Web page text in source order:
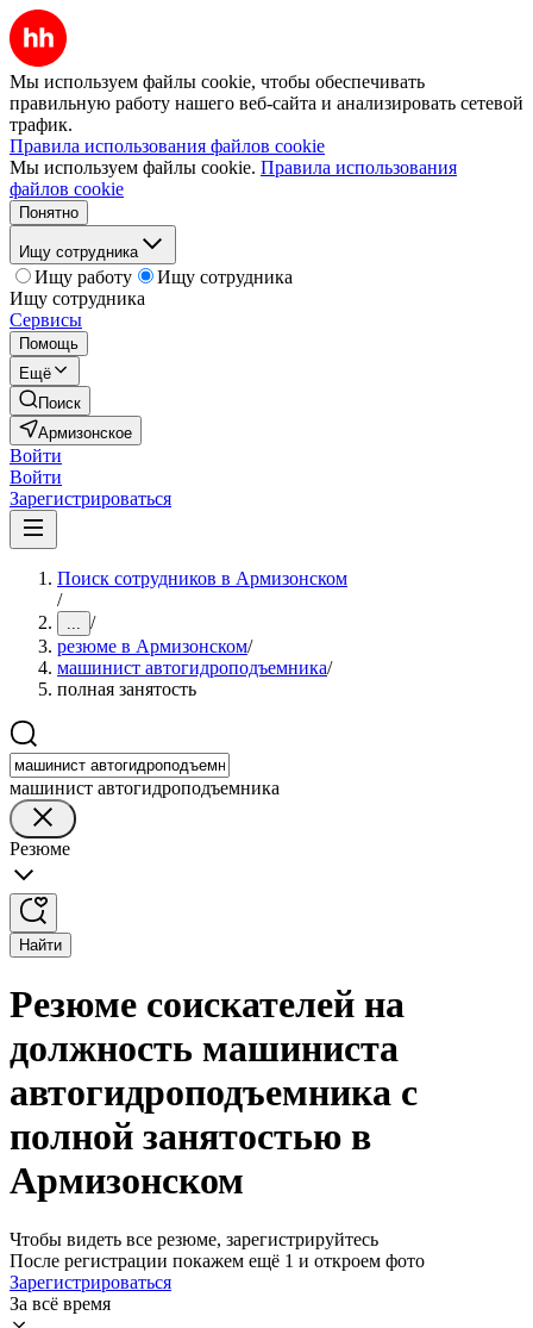
Мы используем файлы cookie, чтобы обеспечивать
правильную работу нашего веб-сайта и анализировать сетевой
трафик.
Правила использования файлов cookie
Мы используем файлы cookie. Правила использования
файлов cookie
Понятно
Ищу сотрудника
Ищу работу
Ищу сотрудника
Ищу сотрудника
Сервисы
Помощь
Ещё
Поиск
Армизонское
Войти
Войти
Зарегистрироваться
Поиск сотрудников в Армизонском
/
... /
резюме в Армизонском/
машинист автогидроподъемника/
полная занятость
машинист автогидроподъемника
Резюме
Найти
Резюме соискателей на
должность машиниста
автогидроподъемника с
полной занятостью в
Армизонском
Чтобы видеть все резюме, зарегистрируйтесь
После регистрации покажем ещё 1 и откроем фото
Зарегистрироваться
За всё время